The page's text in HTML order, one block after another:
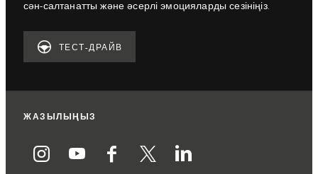
сән-салтанатты және әсерлі эмоцияларды сезініңіз.
ТЕСТ-ДРАЙВ
ЖАЗЫЛЫҢЫЗ